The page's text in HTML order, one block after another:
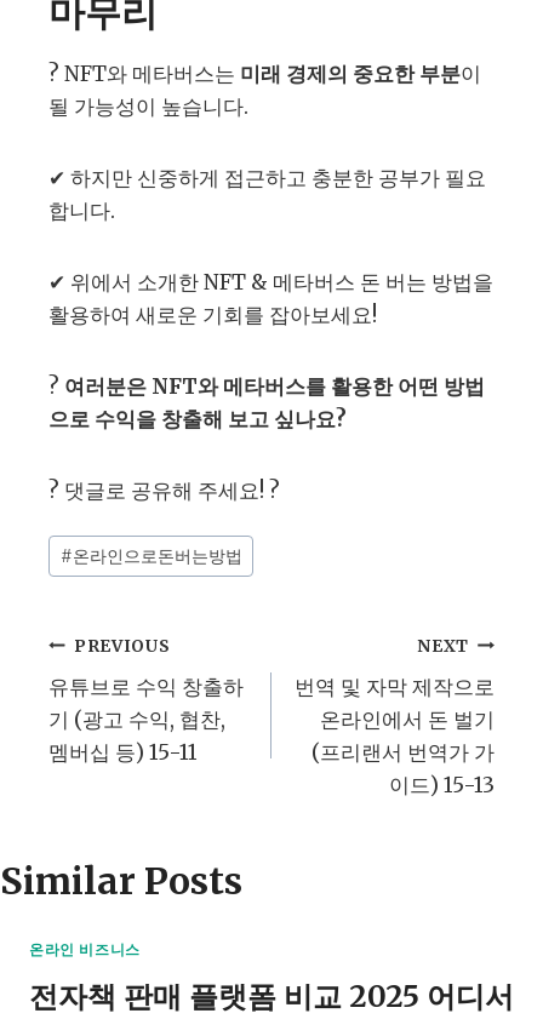
마무리
? NFT와 메타버스는 미래 경제의 중요한 부분이
될 가능성이 높습니다.
✔ 하지만 신중하게 접근하고 충분한 공부가 필요
합니다.
✔ 위에서 소개한 NFT & 메타버스 돈 버는 방법을
활용하여 새로운 기회를 잡아보세요!
? 여러분은 NFT와 메타버스를 활용한 어떤 방법
으로 수익을 창출해 보고 싶나요?
? 댓글로 공유해 주세요! ?
Post
Tags:
#온라인으로돈버는방법
글
탐
색
PREVIOUS
유튜브로 수익 창출하
기 (광고 수익, 협찬,
멤버십 등) 15-11
NEXT
번역 및 자막 제작으로
온라인에서 돈 벌기
(프리랜서 번역가 가
이드) 15-13
Similar Posts
온라인 비즈니스
전자책 판매 플랫폼 비교 2025 어디서